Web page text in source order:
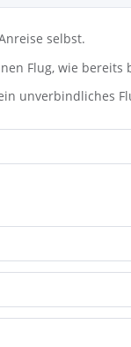
selbst.
Flug, wie bereits
unverbindliches